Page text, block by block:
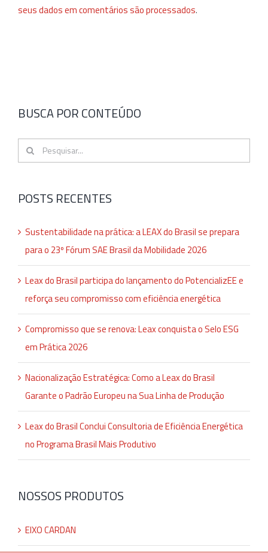
seus dados em comentários são processados.
BUSCA POR CONTEÚDO
Buscar
resultados
POSTS RECENTES
Sustentabilidade na prática: a LEAX do Brasil se prepara
para o 23º Fórum SAE Brasil da Mobilidade 2026
Leax do Brasil participa do lançamento do PotencializEE e
reforça seu compromisso com eficiência energética
Compromisso que se renova: Leax conquista o Selo ESG
em Prática 2026
Nacionalização Estratégica: Como a Leax do Brasil
Garante o Padrão Europeu na Sua Linha de Produção
Leax do Brasil Conclui Consultoria de Eficiência Energética
no Programa Brasil Mais Produtivo
NOSSOS PRODUTOS
EIXO CARDAN